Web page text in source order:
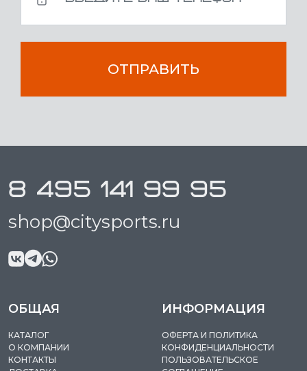
ОТПРАВИТЬ
8 495 141 99 95
shop@citysports.ru
ОБЩАЯ
КАТАЛОГ
О КОМПАНИИ
КОНТАКТЫ
ИНФОРМАЦИЯ
ОФЕРТА И ПОЛИТИКА
КОНФИДЕНЦИАЛЬНОСТИ
ПОЛЬЗОВАТЕЛЬСКОЕ